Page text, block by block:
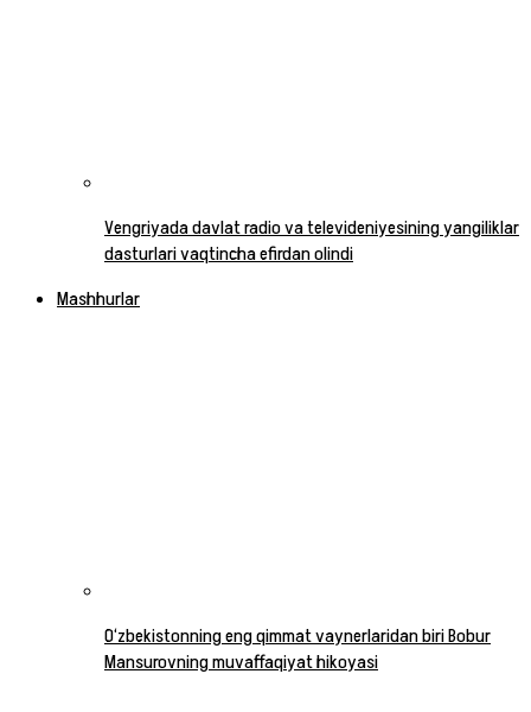
Vengriyada davlat radio va televideniyesining yangiliklar
dasturlari vaqtincha efirdan olindi
Mashhurlar
O‘zbekistonning eng qimmat vaynerlaridan biri Bobur
Mansurovning muvaffaqiyat hikoyasi